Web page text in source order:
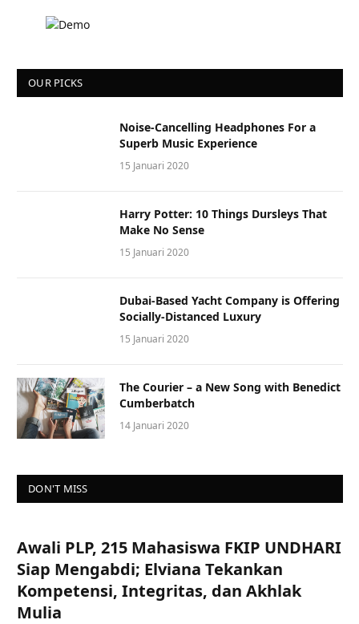
OUR PICKS
Noise-Cancelling Headphones For a
Superb Music Experience
15 Januari 2020
Harry Potter: 10 Things Dursleys That
Make No Sense
15 Januari 2020
Dubai-Based Yacht Company is Offering
Socially-Distanced Luxury
15 Januari 2020
The Courier – a New Song with Benedict
Cumberbatch
14 Januari 2020
DON'T MISS
Awali PLP, 215 Mahasiswa FKIP UNDHARI
Siap Mengabdi; Elviana Tekankan
Kompetensi, Integritas, dan Akhlak
Mulia